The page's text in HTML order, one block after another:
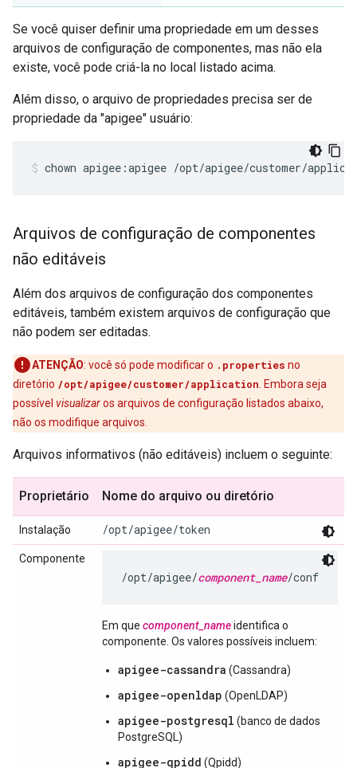
Se você quiser definir uma propriedade em um desses
arquivos de configuração de componentes, mas não ela
existe, você pode criá-la no local listado acima.
Além disso, o arquivo de propriedades precisa ser de
propriedade da "apigee" usuário:
chown apigee:apigee /opt/apigee/customer/
Arquivos de configuração de componentes
não editáveis
Além dos arquivos de configuração dos componentes
editáveis, também existem arquivos de configuração que
não podem ser editadas.
ATENÇÃO: você só pode modificar o .properties no
diretório /opt/apigee/customer/application . Embora seja
possível visualizaros arquivos de configuração listados abaixo,
não os modifique arquivos.
Arquivos informativos (não editáveis) incluem o seguinte:
Proprietário Nome do arquivo ou diretório
Instalação /opt/apigee/token
Componente
/opt/apigee/component_name/conf
Em que component_nameidentifica o
componente. Os valores possíveis incluem:
apigee-cassandra (Cassandra)
apigee-openldap (OpenLDAP)
apigee-postgresql (banco de dados
PostgreSQL)
apigee-qpidd (Qpidd)